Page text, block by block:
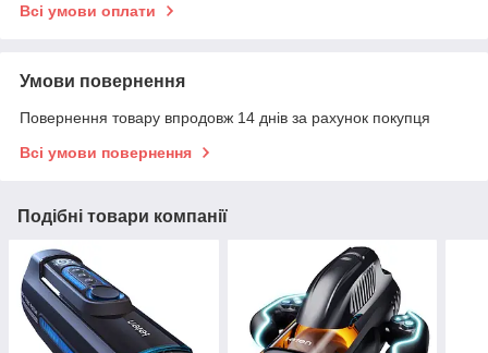
Всі умови оплати
Умови повернення
Повернення товару впродовж 14 днів за рахунок покупця
Всі умови повернення
Подібні товари компанії